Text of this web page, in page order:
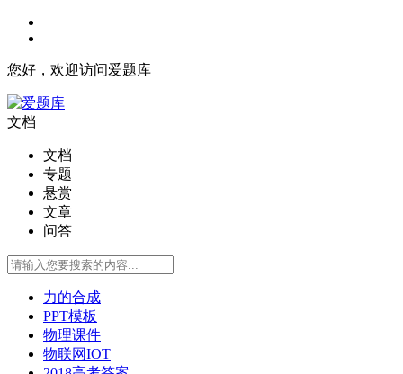
您好，欢迎访问爱题库
文档
文档
专题
悬赏
文章
问答
力的合成
PPT模板
物理课件
物联网IOT